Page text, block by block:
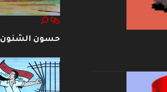
حسون الشنون